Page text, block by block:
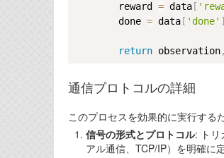
        reward
= data [
        done
= data [ 'done' ]
return observation,
通信プロトコルの詳細
このプロセスを効果的に実行する
信号の形式とプロトコル: トリ
アル通信、TCP/IP）を明確に